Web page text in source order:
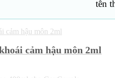
tên
cảm hậu môn 2ml